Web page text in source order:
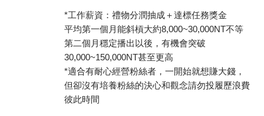
*工作薪資：禮物分潤抽成＋達標任務獎金
平均第一個月能斜槓大約8,000~30,000NT不等
第二個月穩定播出以後，有機會突破
30,000~150,000NT甚至更高
*適合有耐心經營粉絲者，一開始就想賺大錢，
但卻沒有培養粉絲的決心和觀念請勿投履歷浪費
彼此時間